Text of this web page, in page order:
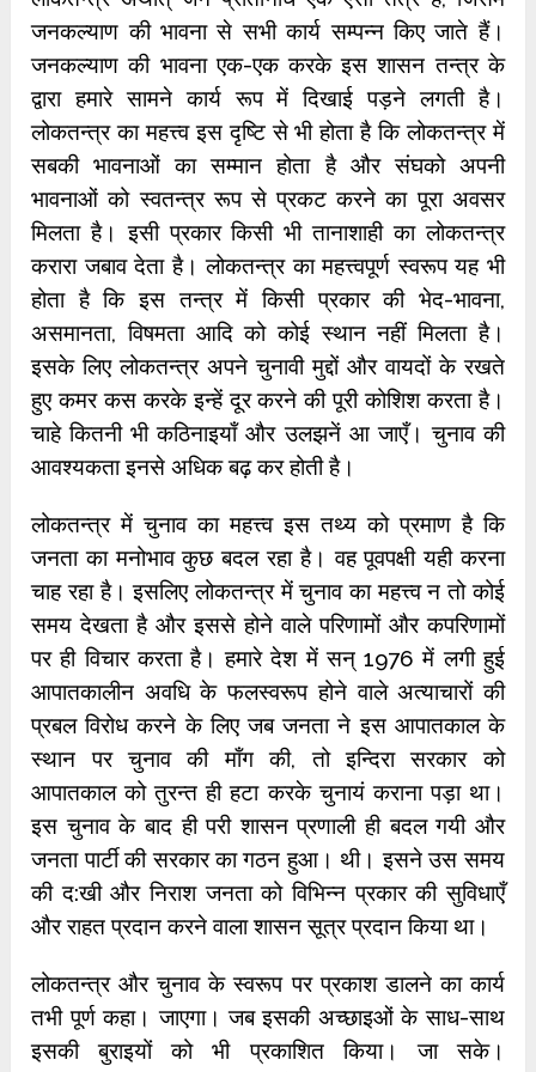
जनकल्याण की भावना से सभी कार्य सम्पन्न किए जाते हैं।
जनकल्याण की भावना एक-एक करके इस शासन तन्त्र के
द्वारा हमारे सामने कार्य रूप में दिखाई पड़ने लगती है।
लोकतन्त्र का महत्त्व इस दृष्टि से भी होता है कि लोकतन्त्र में
सबकी भावनाओं का सम्मान होता है और संघको अपनी
भावनाओं को स्वतन्त्र रूप से प्रकट करने का पूरा अवसर
मिलता है। इसी प्रकार किसी भी तानाशाही का लोकतन्त्र
करारा जबाव देता है। लोकतन्त्र का महत्त्वपूर्ण स्वरूप यह भी
होता है कि इस तन्त्र में किसी प्रकार की भेद-भावना,
असमानता, विषमता आदि को कोई स्थान नहीं मिलता है।
इसके लिए लोकतन्त्र अपने चुनावी मुद्दों और वायदों के रखते
हुए कमर कस करके इन्हें दूर करने की पूरी कोशिश करता है।
चाहे कितनी भी कठिनाइयाँ और उलझनें आ जाएँ। चुनाव की
आवश्यकता इनसे अधिक बढ़ कर होती है।
लोकतन्त्र में चुनाव का महत्त्व इस तथ्य को प्रमाण है कि
जनता का मनोभाव कुछ बदल रहा है। वह पूवपक्षी यही करना
चाह रहा है। इसलिए लोकतन्त्र में चुनाव का महत्त्व न तो कोई
समय देखता है और इससे होने वाले परिणामों और कपरिणामों
पर ही विचार करता है। हमारे देश में सन् 1976 में लगी हुई
आपातकालीन अवधि के फलस्वरूप होने वाले अत्याचारों की
प्रबल विरोध करने के लिए जब जनता ने इस आपातकाल के
स्थान पर चुनाव की माँग की, तो इन्दिरा सरकार को
आपातकाल को तुरन्त ही हटा करके चुनायं कराना पड़ा था।
इस चुनाव के बाद ही परी शासन प्रणाली ही बदल गयी और
जनता पार्टी की सरकार का गठन हुआ। थी। इसने उस समय
की द:खी और निराश जनता को विभिन्न प्रकार की सुविधाएँ
और राहत प्रदान करने वाला शासन सूत्र प्रदान किया था।
लोकतन्त्र और चुनाव के स्वरूप पर प्रकाश डालने का कार्य
तभी पूर्ण कहा। जाएगा। जब इसकी अच्छाइओं के साध-साथ
इसकी बुराइयों को भी प्रकाशित किया। जा सके।